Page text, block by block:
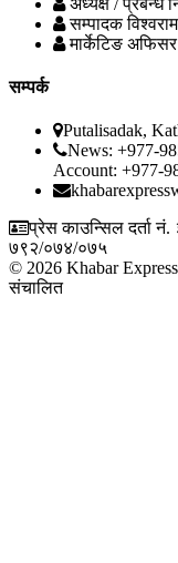
सम्पादक
मार्केटिङ अफिसर
सम्पर्क
Putalisadak,
News: +977-
Account: +977-
प्रेस काउन्सिल दर्ता
७९२/०७४/०७५
© 2026 Khabar
संचालित